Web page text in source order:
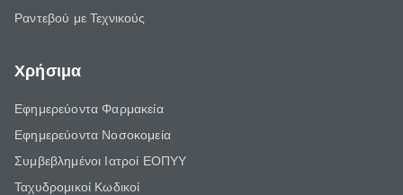
Ραντεβού με Τεχνικούς
Χρήσιμα
Εφημερεύοντα Φαρμακεία
Εφημερεύοντα Νοσοκομεία
Συμβεβλημένοι Ιατροί ΕΟΠΥΥ
Ταχυδρομικοί Κωδικοί